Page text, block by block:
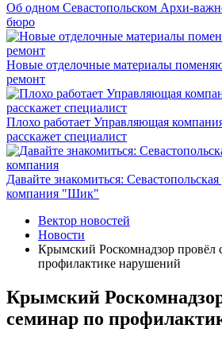
Об одном Севастопольском Архи-
бюро
Новые отделочные материалы
ремонт
Плохо работает Управляющая
расскажет специалист
Давайте знакомиться:
компания "Шик"
Вектор новостей
Новости
Крымский Роскомнадзор провёл
профилактике нарушений
Крымский
семинар по